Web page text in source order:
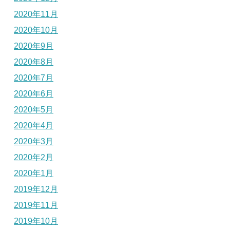
2020年11月
2020年10月
2020年9月
2020年8月
2020年7月
2020年6月
2020年5月
2020年4月
2020年3月
2020年2月
2020年1月
2019年12月
2019年11月
2019年10月